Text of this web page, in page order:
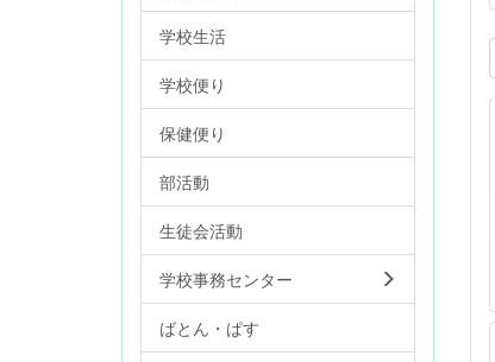
学校生活
学校便り
保健便り
部活動
生徒会活動
学校事務センター
ばとん・ぱす